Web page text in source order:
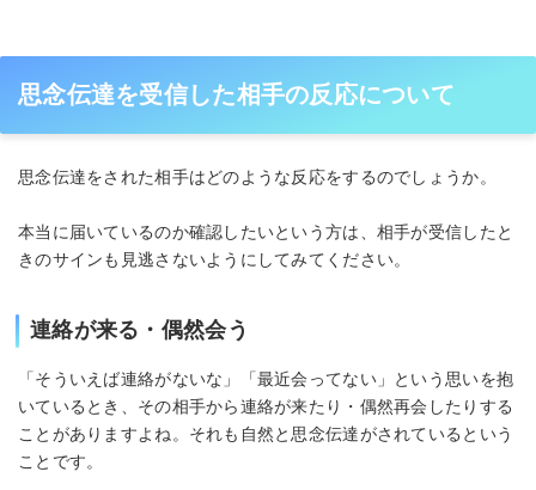
思念伝達を受信した相手の反応について
思念伝達をされた相手はどのような反応をするのでしょうか。
本当に届いているのか確認したいという方は、相手が受信したと
きのサインも見逃さないようにしてみてください。
連絡が来る・偶然会う
「そういえば連絡がないな」「最近会ってない」という思いを抱
いているとき、その相手から連絡が来たり・偶然再会したりする
ことがありますよね。それも自然と思念伝達がされているという
ことです。